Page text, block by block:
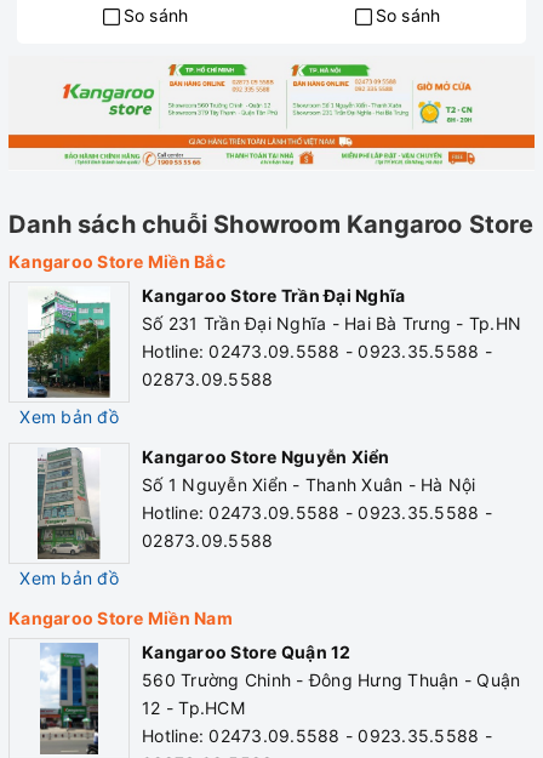
Công suất/Rated Power: 500W
Dung tích 1.5 lít
Kích thước
Màu sắc
Bảo hành 12
So sánh So sánh
Danh sách chuỗi Showroom Kangaroo Store
Kangaroo Store Miền Bắc
Xem bản đồ
Kangaroo Store Trần Đại Nghĩa
Số 231 Trần Đại Nghĩa - Hai Bà Trưng - Tp.HN
Hotline: 02473.09.5588 - 0923.35.5588 -
02873.09.5588
Xem bản đồ
Kangaroo Store Nguyễn Xiển
Số 1 Nguyễn Xiển - Thanh Xuân - Hà Nội
Hotline: 02473.09.5588 - 0923.35.5588 -
02873.09.5588
Kangaroo Store Miền Nam
Kangaroo Store Quận 12
560 Trường Chinh - Đông Hưng Thuận - Quận
12 - Tp.HCM
Hotline: 02473.09.5588 - 0923.35.5588 -